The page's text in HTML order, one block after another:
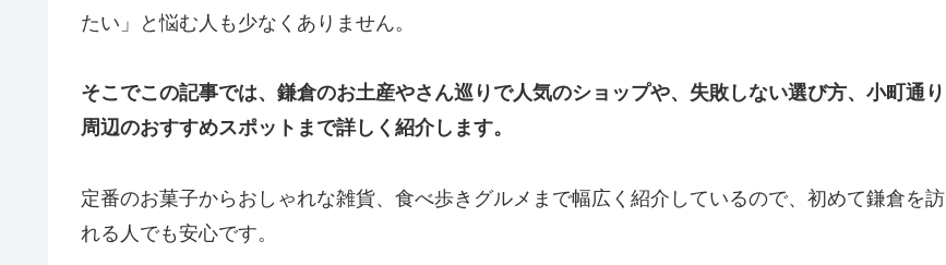
たい」と悩む人も少なくありません。
そこでこの記事では、鎌倉のお土産やさん巡りで人気のショップや、失敗しない選び方、小町通り
周辺のおすすめスポットまで詳しく紹介します。
定番のお菓子からおしゃれな雑貨、食べ歩きグルメまで幅広く紹介しているので、初めて鎌倉を訪
れる人でも安心です。